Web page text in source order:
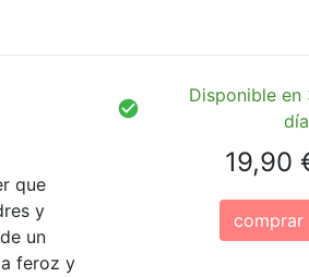
que
y
un
feroz y
Disponible en
19,90
comprar